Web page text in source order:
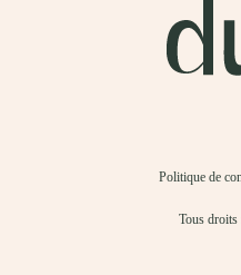
Politique de
Tous